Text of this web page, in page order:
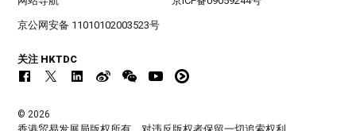
京公网安备 11010102003523号
关注 HKTDC
© 2026